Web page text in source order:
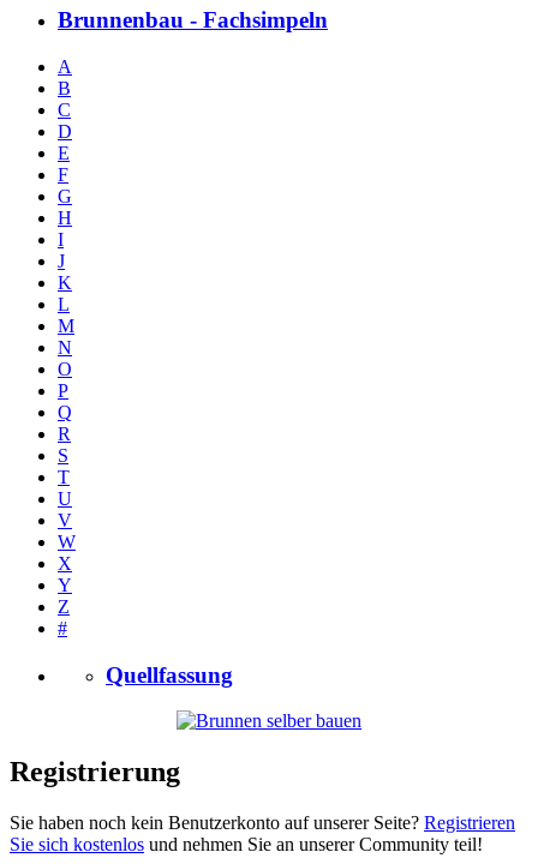
Brunnenbau - Fachsimpeln
A
B
C
D
E
F
G
H
I
J
K
L
M
N
O
P
Q
R
S
T
U
V
W
X
Y
Z
#
Quellfassung
Registrierung
Sie haben noch kein Benutzerkonto auf unserer Seite? Registrieren
Sie sich kostenlos und nehmen Sie an unserer Community teil!